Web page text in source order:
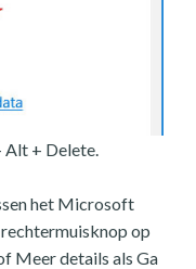
+ Delete.
het Microsoft
op
Meer details als Ga